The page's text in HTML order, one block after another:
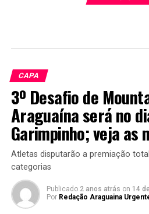
CAPA
3º Desafio de
Araguaína será no
Garimpinho; veja as
Atletas disputarão a premiação
categorias
Publicado 2 anos atrás on 14
Por Redação Araguaina